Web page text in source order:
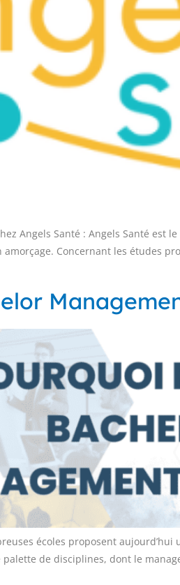
Angels Santé : Angels Santé
Concernant les études
écoles proposent
palette de disciplines, dont le